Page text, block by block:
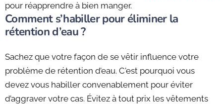
pour réapprendre à bien manger.
Comment s’habiller pour éliminer la
rétention d’eau ?
Sachez que votre façon de se vêtir influence votre
problème de rétention d’eau. C'est pourquoi vous
devez vous habiller convenablement pour éviter
d’aggraver votre cas. Évitez à tout prix les vêtements